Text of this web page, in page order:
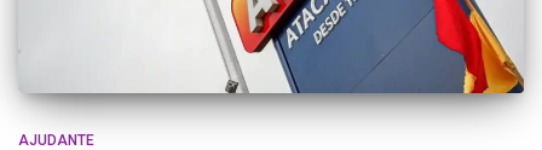
AJUDANTE